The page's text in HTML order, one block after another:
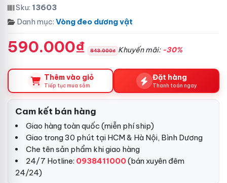
Sku: 13603
Danh mục: Vòng đeo dương vật
590.000₫ 843.000₫ Khuyến mãi: -30%
Thêm vào giỏ
Tiếp tục mua sắm
Đặt hàng
Thanh toán ngay
Cam kết bán hàng
Giao hàng toàn quốc (miễn phí ship)
Giao trong 30 phút tại HCM & Hà Nội, Bình Dương
Che tên sản phẩm khi giao hàng
24/7 Hotline: 0938411000(bán xuyên đêm
24/24)